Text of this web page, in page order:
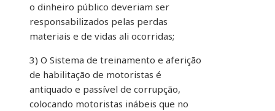
o dinheiro público deveriam ser
responsabilizados pelas perdas
materiais e de vidas ali ocorridas;
3) O Sistema de treinamento e aferição
de habilitação de motoristas é
antiquado e passível de corrupção,
colocando motoristas inábeis que no